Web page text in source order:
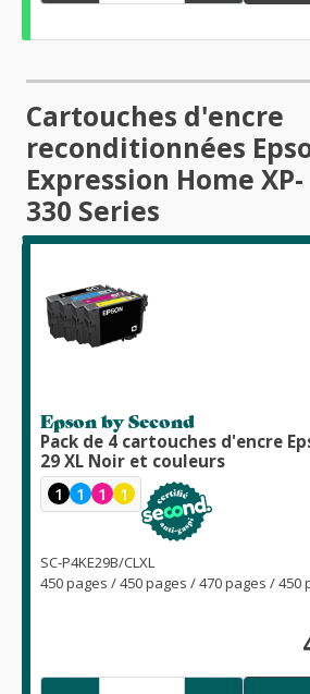
Cartouches d'encre
reconditionnées
Expression Home XP-
330 Series
Epson by Second
Pack de 4 cartouches d'encre
29 XL Noir et couleurs
1 1 1 1
SC-P4KE29B/CLXL
450 pages / 450 pages / 470 pages / 450